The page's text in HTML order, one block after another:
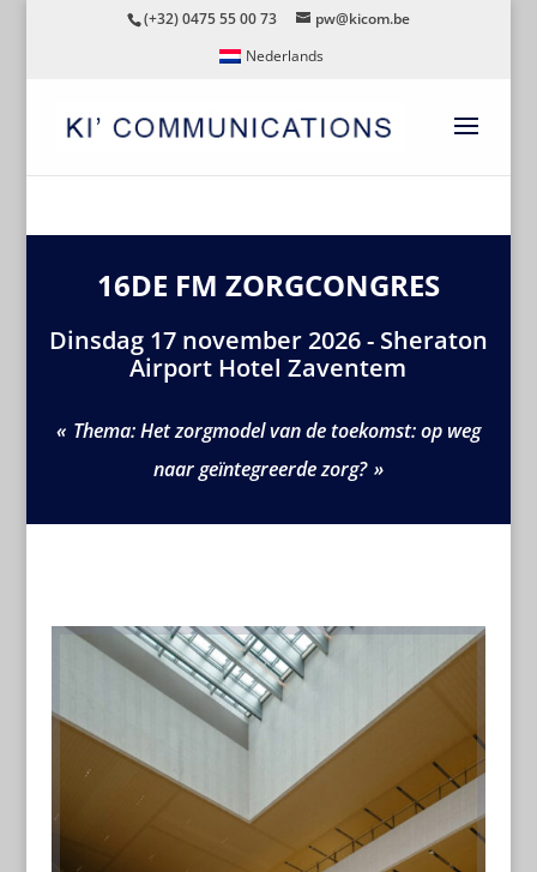
(+32) 0475 55 00 73
pw@kicom.be
Nederlands
16DE FM ZORGCONGRES
Dinsdag 17 november 2026 - Sheraton
Airport Hotel Zaventem
Thema: Het zorgmodel van de toekomst: op weg
naar geïntegreerde zorg?